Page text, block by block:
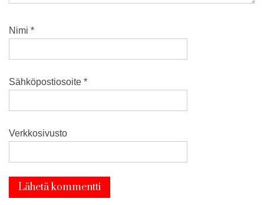
Nimi *
Sähköpostiosoite *
Verkkosivusto